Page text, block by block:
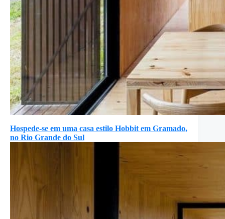
Hospede-se em uma casa estilo Hobbit em Gramado,
no Rio Grande do Sul